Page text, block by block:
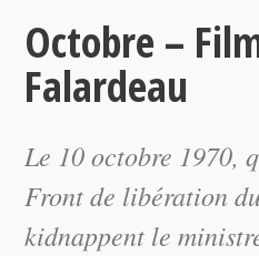
Octobre –
Falardeau
Le 10 octobre 1970,
Front de libération
kidnappent le